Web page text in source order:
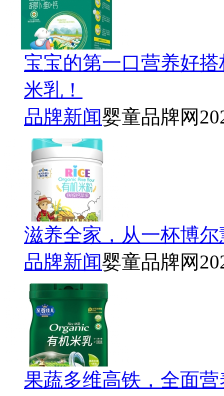
宝宝的第一口营养好
米乳！
品牌新闻婴童品牌网
滋养全家，从一杯博
品牌新闻婴童品牌网
果蔬多维高铁，全面